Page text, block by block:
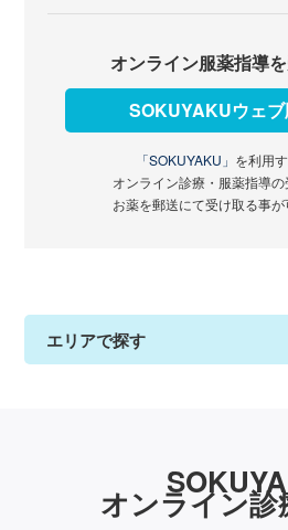
オンライン服薬指導
SOKUYAKUウェ
「SOKUYAKU」 を利用
オンライン診療・服薬指導の
お薬を郵送にて受け取る事
エリアで探す
オンライン診